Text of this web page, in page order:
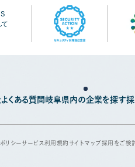
よくある質問 岐阜県内の企業を探す
リシーサービス利用規約 サイトマップ採用をご検